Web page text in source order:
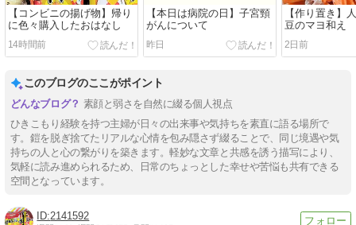
【コンビニの揚げ物】帰り
に色々購入したおはなし
14時間前
【本日は病院の日】子宮頸
がんについて
昨日
【作り置き】
豆のマヨ和え
2日前
このブログのここがポイント
素顔と弱さを自然に綴る個人視点
ひきこもり経験を持つ主婦が日々の出来事や気持ちを素直に語る場所で
す。鎧を脱ぎ捨てたリアルな心情を包み隠さず綴ることで、同じ境遇や気
持ちの人と心の繋がりを築きます。軽妙な文章と共感を誘う描写により、
気軽に読み進められるため、日常のちょっとした幸せや苦悩も共有できる
空間となっています。
2141592